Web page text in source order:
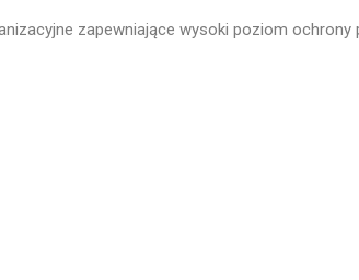
zapewniające wysoki poziom